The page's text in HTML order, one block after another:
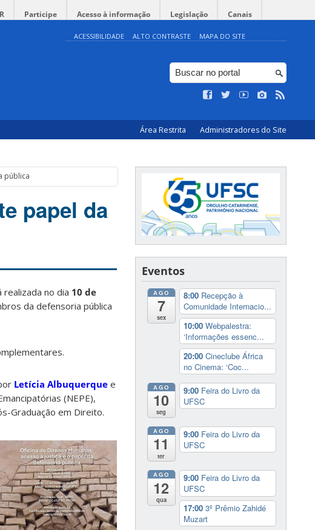
Participe Acesso à informação Legislação Canais
ACESSIBILIDADE ALTO CONTRASTE MAPA DO SITE
Área Restrita Administradores do Site
pública
papel da
no dia 10 de
da defensoria pública
Letícia Albuquerque e
(NEPE),
Graduação em Direito.
Eventos
AGO
7
sex
8:00 Recepção à
Comunidade Internacio...
10:00 Webpalestra:
‘Informações essenc...
20:00 Cineclube África
no Cinema: ‘Coc...
AGO
10
seg
9:00 Feira do Livro da
UFSC
AGO
11
ter
9:00 Feira do Livro da
UFSC
AGO
12
qua
9:00 Feira do Livro da
UFSC
17:00 3º Prêmio Zahidé
Muzart